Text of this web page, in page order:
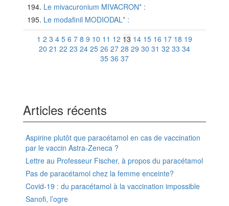
Le mivacuronium MIVACRON* :
Le modafinil MODIODAL* :
1 2 3 4 5 6 7 8 9 10 11 12 13 14 15 16 17 18 19
20 21 22 23 24 25 26 27 28 29 30 31 32 33 34
35 36 37
Articles récents
Aspirine plutôt que paracétamol en cas de vaccination
par le vaccin Astra-Zeneca ?
Lettre au Professeur Fischer, à propos du paracétamol
Pas de paracétamol chez la femme enceinte?
Covid-19 : du paracétamol à la vaccination impossible
Sanofi, l’ogre